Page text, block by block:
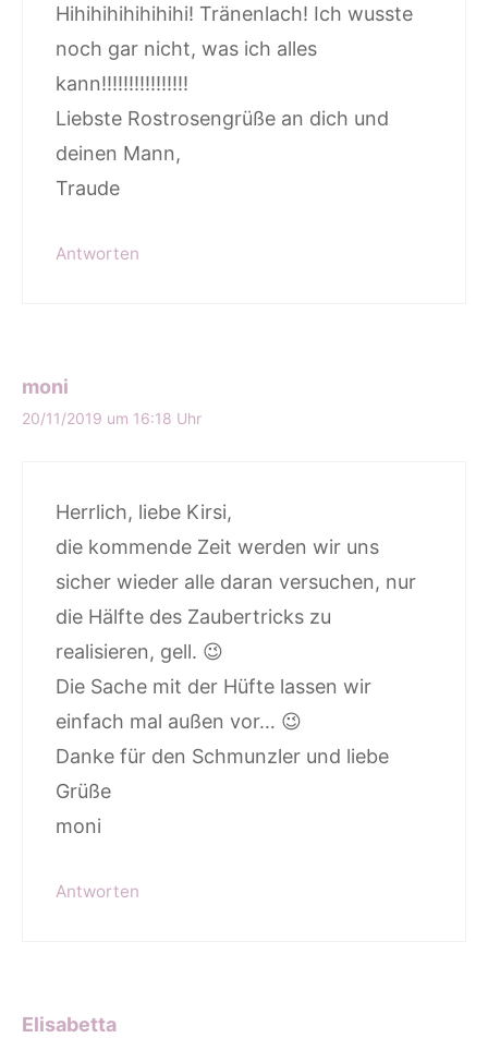
Hihihihihihihihi! Tränenlach! Ich wusste
noch gar nicht, was ich alles
kann!!!!!!!!!!!!!!!!
Liebste Rostrosengrüße an dich und
deinen Mann,
Traude
Antworten
moni
20/11/2019 um 16:18 Uhr
Herrlich, liebe Kirsi,
die kommende Zeit werden wir uns
sicher wieder alle daran versuchen, nur
die Hälfte des Zaubertricks zu
realisieren, gell. 😉
Die Sache mit der Hüfte lassen wir
einfach mal außen vor… 😉
Danke für den Schmunzler und liebe
Grüße
moni
Antworten
Elisabetta